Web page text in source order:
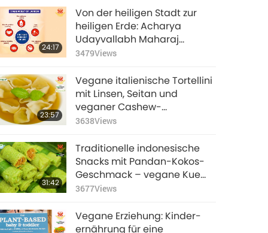
24:17
Von der heiligen Stadt zur
heiligen Erde: Acharya
Udayvallabh Maharaj
(Vegetarier) und das Verbot
Personen in Palitana, Teil 1
von 2
3479Views
23:57
Vegane italienische Tortellini
mit Linsen, Seitan und
veganer Cashew-
Frischkäse- Füllung in
3638Views
31:42
Traditionelle indonesische
Snacks mit Pandan-Kokos-
Geschmack – vegane Kue
Serabi (Reispfannkuchen)
Palmzuckersauce und
vegane Kue Dadar Gulung
3677Views
Vegane Erziehung: Kinder-
ernährung für eine